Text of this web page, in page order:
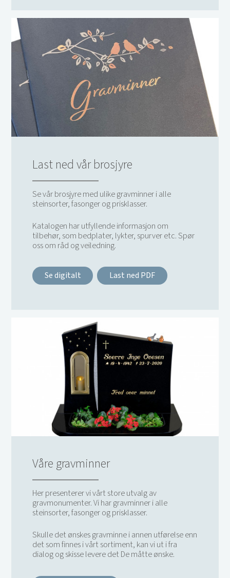
Last ned vår brosjyre
Se vår brosjyre med ulike gravminner i alle
steinsorter, fasonger og prisklasser.
Katalogen har utfyllende informasjon om
tilbehør, som bedplater, lykter, spurver etc. Spør
oss om råd og veiledning.
Se digitalt Last ned PDF
Våre gravminner
Her presenterer vi vårt store utvalg av
gravmonumenter. Vi har gravminner i alle
steinsorter, fasonger og prisklasser.
Skulle det ønskes gravminne i annen utførelse enn
det som finnes i vårt sortiment, kan vi ut i fra
dialog og skisse levere det De måtte ønske.